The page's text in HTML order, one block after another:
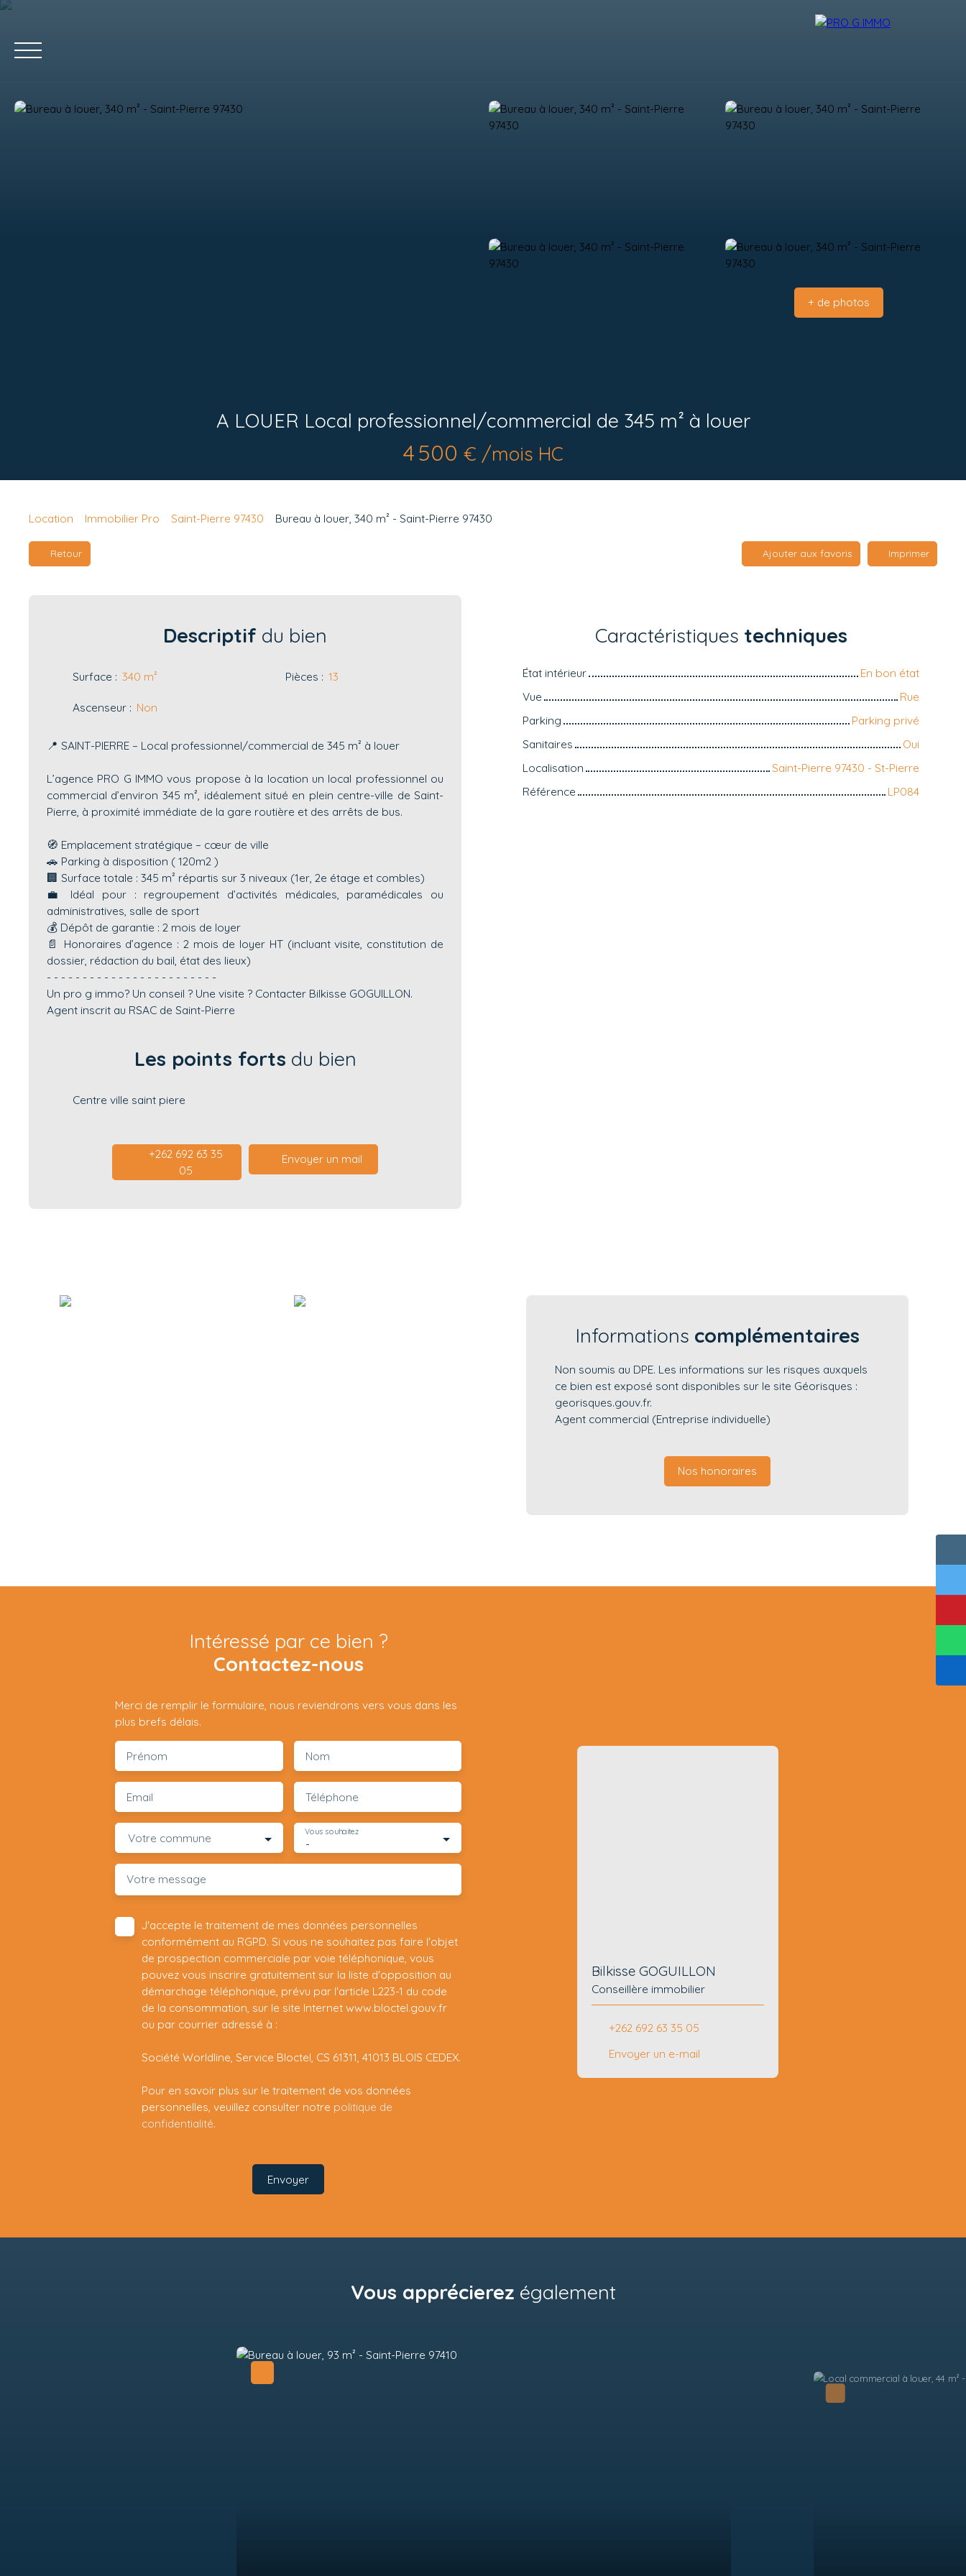
+ de photos
A LOUER Local professionnel/commercial de 345 m² à louer
4 500 € /mois HC
Location Immobilier Pro Saint-Pierre 97430 Bureau à louer, 340 m² - Saint-Pierre 97430
Retour Ajouter aux favoris Imprimer
Descriptif du bien
Surface : 340 m² Pièces : 13
Ascenseur : Non
📍 SAINT-PIERRE – Local professionnel/commercial de 345 m² à louer
L’agence PRO G IMMO vous propose à la location un local professionnel ou
commercial d’environ 345 m², idéalement situé en plein centre-ville de Saint-
Pierre, à proximité immédiate de la gare routière et des arrêts de bus.
🧭 Emplacement stratégique – cœur de ville
🚗 Parking à disposition ( 120m2 )
🏢 Surface totale : 345 m² répartis sur 3 niveaux (1er, 2e étage et combles)
💼 Idéal pour : regroupement d’activités médicales, paramédicales ou
administratives, salle de sport
💰 Dépôt de garantie : 2 mois de loyer
📄 Honoraires d’agence : 2 mois de loyer HT (incluant visite, constitution de
dossier, rédaction du bail, état des lieux)
- - - - - - - - - - - - - - - - - - - - - - - -
Un pro g immo? Un conseil ? Une visite ? Contacter Bilkisse GOGUILLON.
Agent inscrit au RSAC de Saint-Pierre
Les points forts du bien
Centre ville saint piere
+262 692 63 35
05
Envoyer un mail
Caractéristiques techniques
État intérieur
En bon état
Vue
Rue
Parking
Parking privé
Sanitaires
Oui
Localisation
Saint-Pierre 97430 - St-Pierre
Référence
LP084
Informations complémentaires
Non soumis au DPE. Les informations sur les risques auxquels
ce bien est exposé sont disponibles sur le site Géorisques :
georisques.gouv.fr.
Agent commercial (Entreprise individuelle)
Nos honoraires
Intéressé par ce bien ?
Contactez-nous
Merci de remplir le formulaire, nous reviendrons vers vous dans les
plus brefs délais.
Prénom Nom
Email Téléphone
Votre commune -
Vous souhaitez
Votre message
J'accepte le traitement de mes données personnelles
conformément au RGPD. Si vous ne souhaitez pas faire l'objet
de prospection commerciale par voie téléphonique, vous
pouvez vous inscrire gratuitement sur la liste d'opposition au
démarchage téléphonique, prévu par l'article L223-1 du code
de la consommation, sur le site Internet www.bloctel.gouv.fr
ou par courrier adressé à :
Société Worldline, Service Bloctel, CS 61311, 41013 BLOIS CEDEX.
Pour en savoir plus sur le traitement de vos données
personnelles, veuillez consulter notre politique de
confidentialité.
Envoyer
Bilkisse GOGUILLON
Conseillère immobilier
+262 692 63 35 05
Envoyer un e-mail
Vous apprécierez également